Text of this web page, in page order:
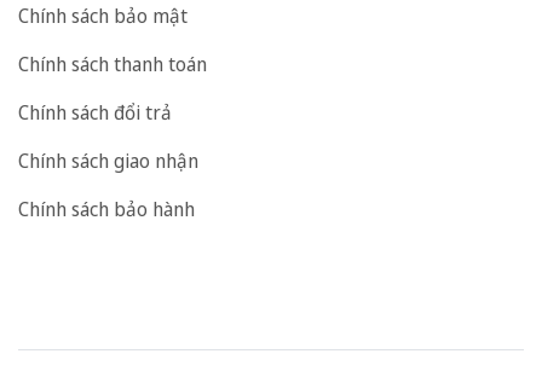
Chính sách bảo mật
Chính sách thanh toán
Chính sách đổi trả
Chính sách giao nhận
Chính sách bảo hành